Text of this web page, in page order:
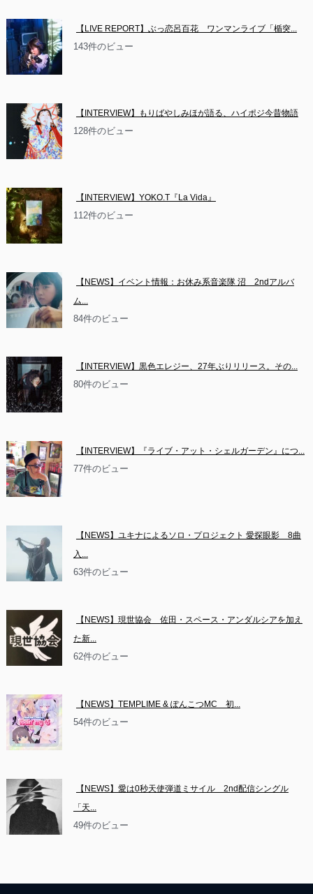
【LIVE REPORT】ぶっ恋呂百花　ワンマンライブ「楯突...
143件のビュー
【INTERVIEW】もりばやしみほが語る、ハイポジ今昔物語
128件のビュー
【INTERVIEW】YOKO.T『La Vida』
112件のビュー
【NEWS】イベント情報：お休み系音楽隊 沼　2ndアルバ
ム...
84件のビュー
【INTERVIEW】黒色エレジー、27年ぶりリリース。その...
80件のビュー
【INTERVIEW】『ライブ・アット・シェルガーデン』につ...
77件のビュー
【NEWS】ユキナによるソロ・プロジェクト 愛探眼影　8曲
入...
63件のビュー
【NEWS】現世協会　佐田・スペース・アンダルシアを加え
た新...
62件のビュー
【NEWS】TEMPLIME & ぽんこつMC　初...
54件のビュー
【NEWS】愛は0秒天使弾道ミサイル　2nd配信シングル
「天...
49件のビュー